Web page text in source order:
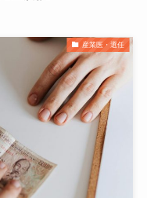
産業医・選任